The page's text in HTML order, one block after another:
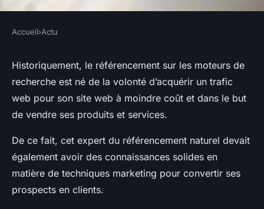
Le référencement doit-il
intégrer le webmarketing ?
webmaster •21 janvier 2017•2 min de lecture
Accueil›Actu
Historiquement, le référencement sur les moteurs de
recherche est né de la volonté d’acquérir un trafic
web pour son site web à moindre coût et dans le but
de vendre ses produits et services.
De ce fait, cet expert du référencement naturel devait
également avoir des connaissances solides en
matière de techniques marketing pour convertir ses
prospects en clients.